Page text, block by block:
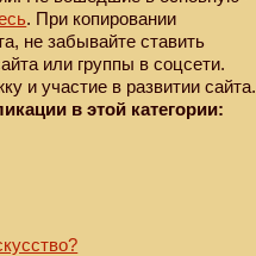
. При копировании
не забывайте ставить
или группы в соцсети.
и участие в развитии сайта.
в этой категории: